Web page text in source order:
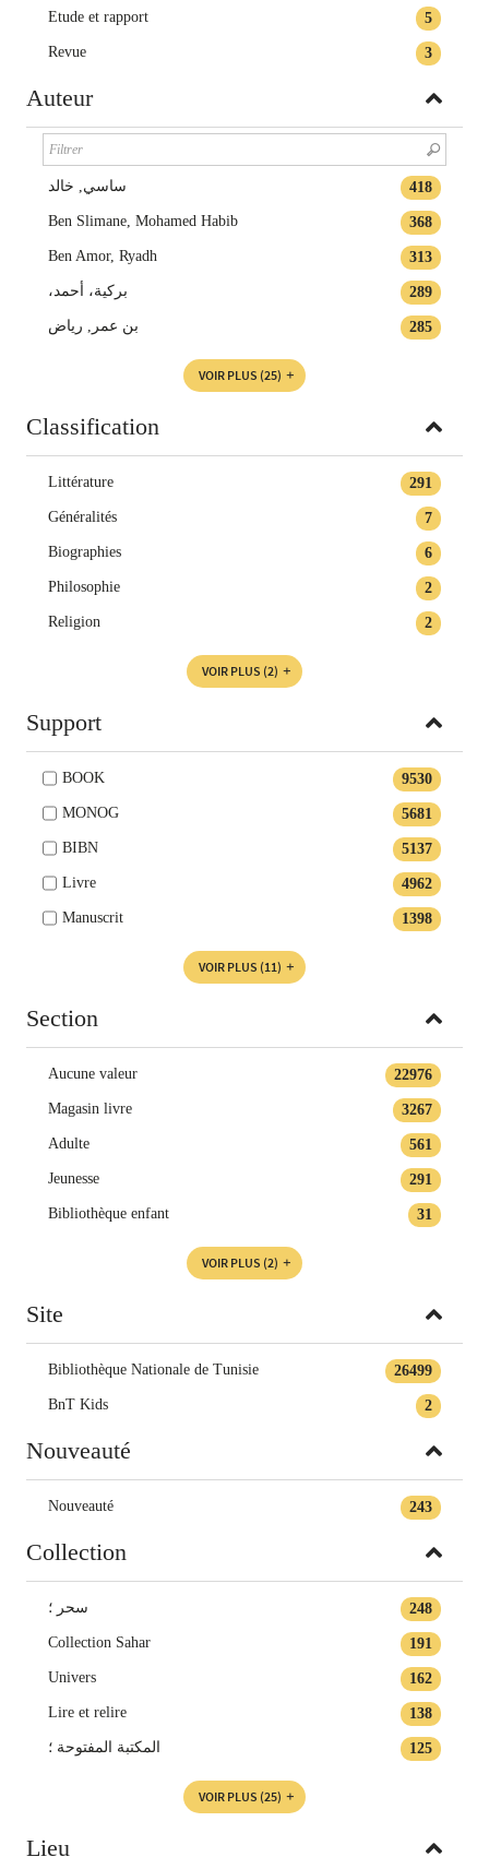
5
Etude et rapport
3
Revue
Auteur
418 ساسي, خالد
368
Ben Slimane, Mohamed Habib
313
Ben Amor, Ryadh
289 ،بركية، أحمد
285 بن عمر, رياض
VOIR PLUS (25)
Classification
291
Littérature
7
Généralités
6
Biographies
2
Philosophie
2
Religion
VOIR PLUS (2)
Support
9530
BOOK
5681
MONOG
5137
BIBN
4962
Livre
1398
Manuscrit
VOIR PLUS (11)
Section
22976
Aucune valeur
3267
Magasin livre
561
Adulte
291
Jeunesse
31
Bibliothèque enfant
VOIR PLUS (2)
Site
26499
Bibliothèque Nationale de Tunisie
2
BnT Kids
Nouveauté
243
Nouveauté
Collection
248 سحر ؛
191
Collection Sahar
162
Univers
138
Lire et relire
125 المكتبة المفتوحة ؛
VOIR PLUS (25)
Lieu